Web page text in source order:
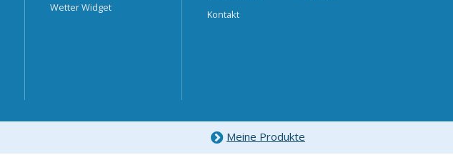
Wetter Widget
Kontakt
Meine Produkte